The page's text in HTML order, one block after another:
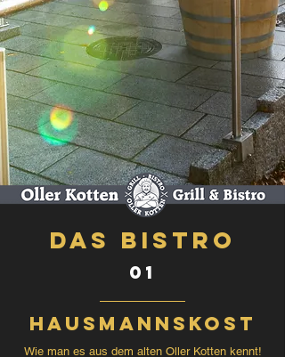
Das BISTRO
01
HAUSMANNSKOST
Wie man es aus dem alten Oller Kotten kennt!